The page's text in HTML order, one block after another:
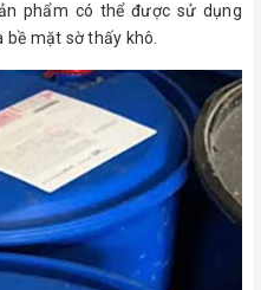
phẩm có thể được sử dụng
bề mặt sờ thấy khô.